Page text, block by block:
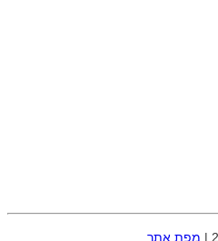
מפת אתר